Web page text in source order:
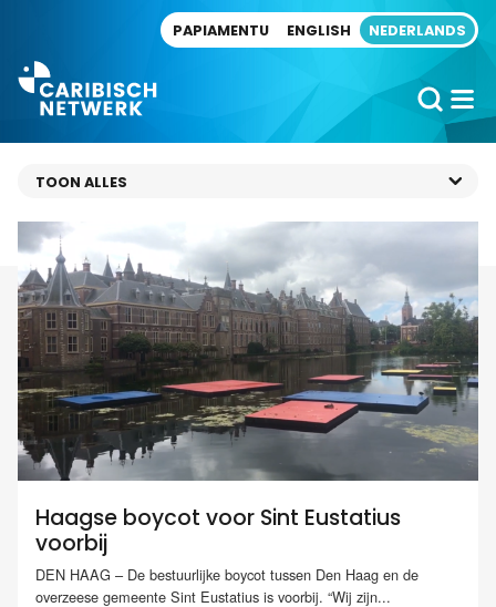
PAPIAMENTU ENGLISH NEDERLANDS
Haagse boycot voor Sint Eustatius
voorbij
DEN HAAG – De bestuurlijke boycot tussen Den Haag en de
overzeese gemeente Sint Eustatius is voorbij. “Wij zijn...